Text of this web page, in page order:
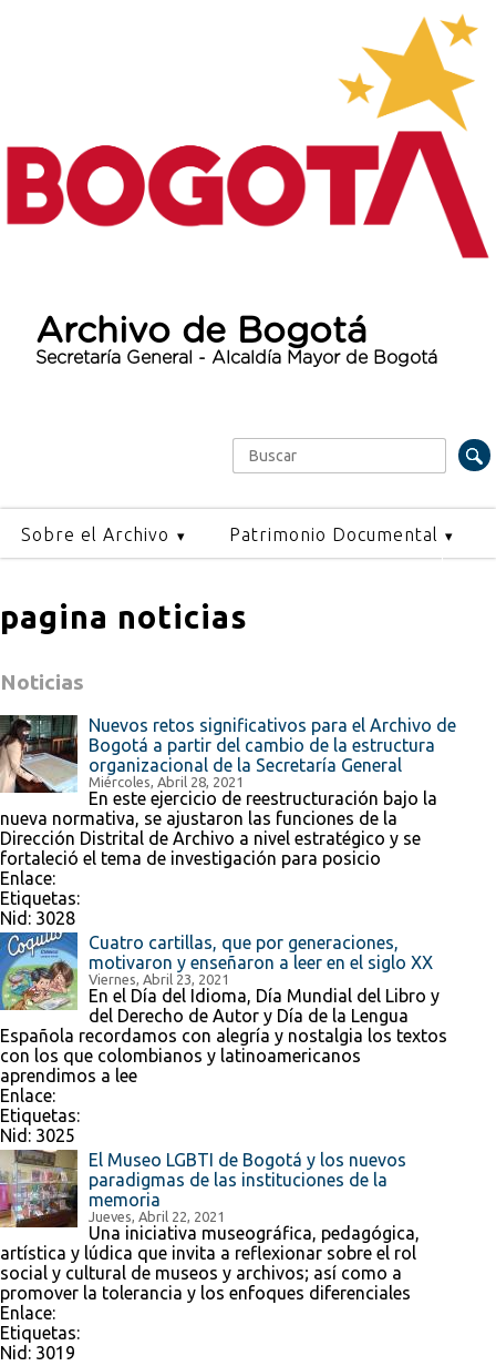
Archivo de Bogotá
Secretaría General - Alcaldía Mayor de Bogotá
Formulario de búsqueda
Buscar
Sobre el Archivo Patrimonio Documental
pagina noticias
Noticias
Nuevos retos significativos para el Archivo de
Bogotá a partir del cambio de la estructura
organizacional de la Secretaría General
Miércoles, Abril 28, 2021
En este ejercicio de reestructuración bajo la
nueva normativa, se ajustaron las funciones de la
Dirección Distrital de Archivo a nivel estratégico y se
fortaleció el tema de investigación para posicio
Enlace:
Etiquetas:
Nid: 3028
Cuatro cartillas, que por generaciones,
motivaron y enseñaron a leer en el siglo XX
Viernes, Abril 23, 2021
En el Día del Idioma, Día Mundial del Libro y
del Derecho de Autor y Día de la Lengua
Española recordamos con alegría y nostalgia los textos
con los que colombianos y latinoamericanos
aprendimos a lee
Enlace:
Etiquetas:
Nid: 3025
El Museo LGBTI de Bogotá y los nuevos
paradigmas de las instituciones de la
memoria
Jueves, Abril 22, 2021
Una iniciativa museográfica, pedagógica,
artística y lúdica que invita a reflexionar sobre el rol
social y cultural de museos y archivos; así como a
promover la tolerancia y los enfoques diferenciales
Enlace:
Etiquetas:
Nid: 3019